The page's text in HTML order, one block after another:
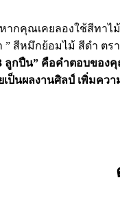
หากคุณเคยลองใช้สีทาไ
” สีหมึกย้อมไม้ สีดำ ต
ลูกปืน” คือคำตอบของ
เป็นผลงานศิลป์ เพิ่มค